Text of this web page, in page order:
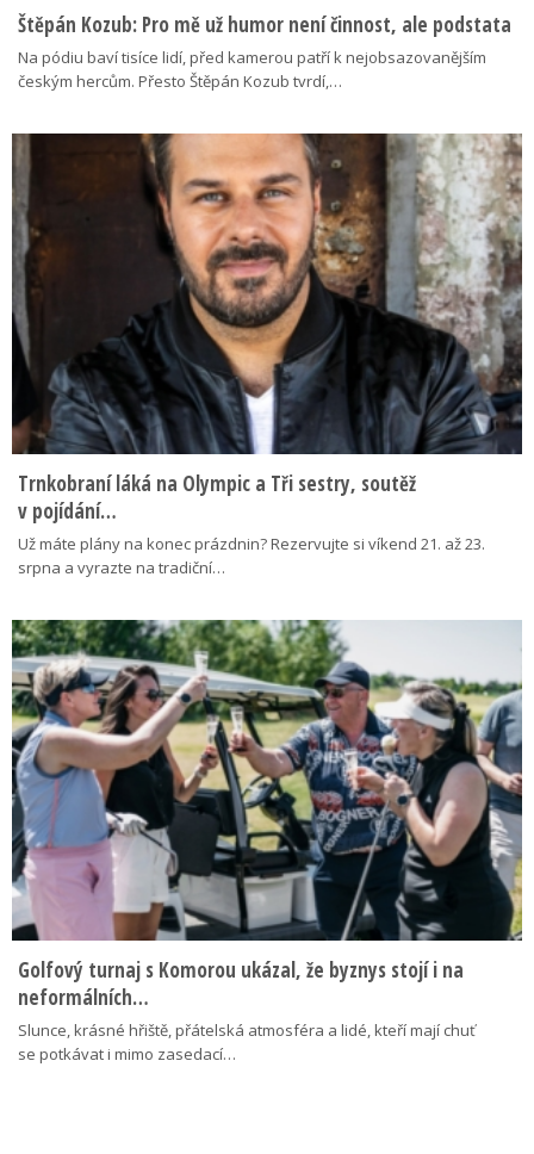
Štěpán Kozub: Pro mě už humor není činnost, ale podstata
Na pódiu baví tisíce lidí, před kamerou patří k nejobsazovanějším
českým hercům. Přesto Štěpán Kozub tvrdí,…
Trnkobraní láká na Olympic a Tři sestry, soutěž
v pojídání…
Už máte plány na konec prázdnin? Rezervujte si víkend 21. až 23.
srpna a vyrazte na tradiční…
Golfový turnaj s Komorou ukázal, že byznys stojí i na
neformálních…
Slunce, krásné hřiště, přátelská atmosféra a lidé, kteří mají chuť
se potkávat i mimo zasedací…